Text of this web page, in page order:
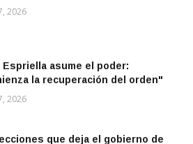
2026
Espriella asume el poder:
la recuperación del orden"
2026
que deja el gobierno de